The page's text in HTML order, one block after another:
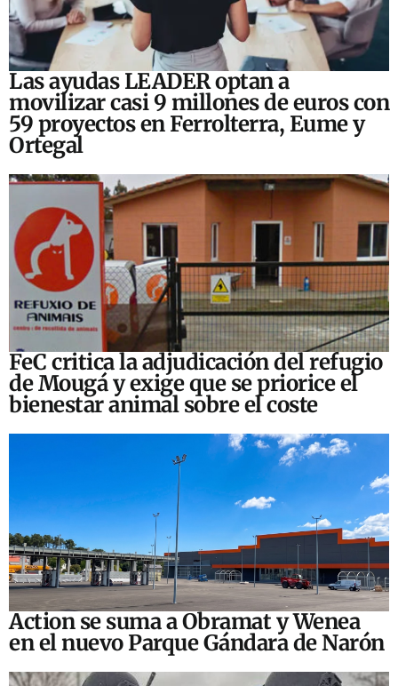
Las ayudas LEADER optan a
movilizar casi 9 millones de euros con
59 proyectos en Ferrolterra, Eume y
Ortegal
FeC critica la adjudicación del refugio
de Mougá y exige que se priorice el
bienestar animal sobre el coste
Action se suma a Obramat y Wenea
en el nuevo Parque Gándara de Narón